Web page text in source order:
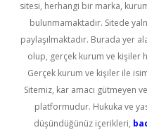
sitesi, herhangi bir marka,
bulunmamaktadır. Sitede
paylaşılmaktadır. Burada yer
olup, gerçek kurum ve kişiler
Gerçek kurum ve kişiler ile
Sitemiz, kar amacı gütmeyen
platformudur. Hukuka ve
düşündüğünüz içerikleri,